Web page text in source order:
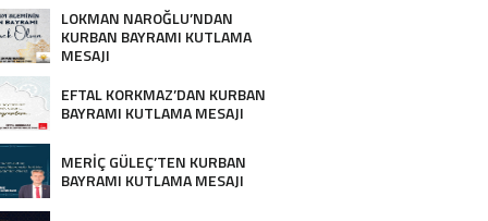
LOKMAN NAROĞLU’NDAN
KURBAN BAYRAMI KUTLAMA
MESAJI
EFTAL KORKMAZ’DAN KURBAN
BAYRAMI KUTLAMA MESAJI
MERİÇ GÜLEÇ’TEN KURBAN
BAYRAMI KUTLAMA MESAJI